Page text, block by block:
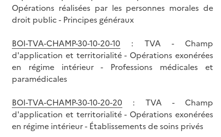
Opérations réalisées par les personnes morales de
droit public - Principes généraux
BOI-TVA-CHAMP-30-10-20-10 : TVA - Champ
d'application et territorialité - Opérations exonérées
en régime intérieur - Professions médicales et
paramédicales
BOI-TVA-CHAMP-30-10-20-20 : TVA - Champ
d'application et territorialité - Opérations exonérées
en régime intérieur - Établissements de soins privés